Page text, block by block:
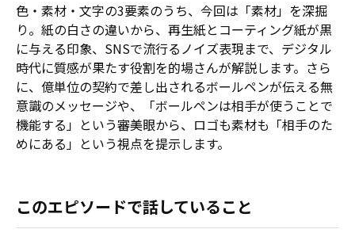
色・素材・文字の3要素のうち、今回は「素材」を深掘
り。紙の白さの違いから、再生紙とコーティング紙が黒
に与える印象、SNSで流行るノイズ表現まで、デジタル
時代に質感が果たす役割を的場さんが解説します。さら
に、億単位の契約で差し出されるボールペンが伝える無
意識のメッセージや、「ボールペンは相手が使うことで
機能する」という審美眼から、ロゴも素材も「相手のた
めにある」という視点を提示します。
このエピソードで話していること